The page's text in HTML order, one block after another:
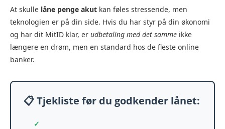
At skulle låne penge akut kan føles stressende, men
teknologien er på din side. Hvis du har styr på din økonomi
og har dit MitID klar, er udbetaling med det samme ikke
længere en drøm, men en standard hos de fleste online
banker.
📋 Tjekliste før du godkender lånet:
✓